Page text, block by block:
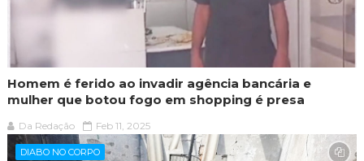
Homem é ferido ao invadir agência bancária e
mulher que botou fogo em shopping é presa
Da Redação Feb 11, 2025
DIABO NO CORPO